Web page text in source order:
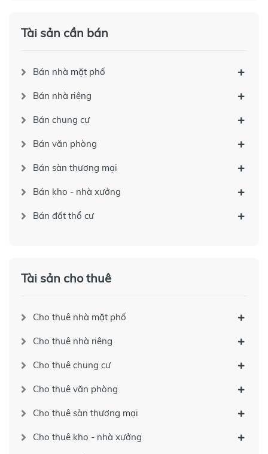
Tài sản cần bán
Bán nhà mặt phố
Bán nhà riêng
Bán chung cư
Bán văn phòng
Bán sàn thương mại
Bán kho - nhà xưởng
Bán đất thổ cư
Tài sản cho thuê
Cho thuê nhà mặt phố
Cho thuê nhà riêng
Cho thuê chung cư
Cho thuê văn phòng
Cho thuê sàn thương mại
Cho thuê kho - nhà xưởng